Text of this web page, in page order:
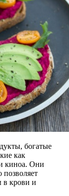
богатые
как
киноа. Они
позволяет
в крови и